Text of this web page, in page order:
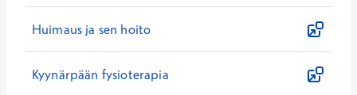
Huimaus ja sen hoito
Kyynärpään fysioterapia